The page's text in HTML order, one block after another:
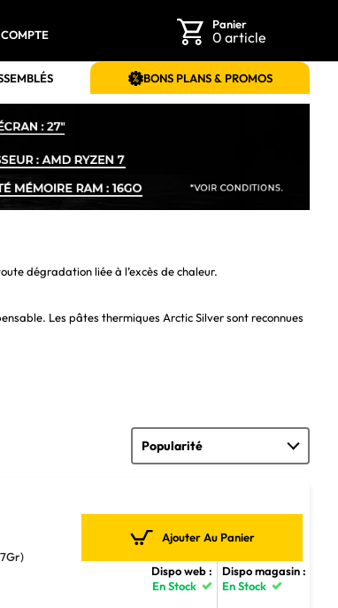
Panier
0 article
BONS PLANS & PROMOS
dégradation liée à l’excès de chaleur.
Les pâtes thermiques Arctic Silver sont reconnues
Ajouter Au Panier
Dispo web :
En Stock
Dispo magasin :
En Stock